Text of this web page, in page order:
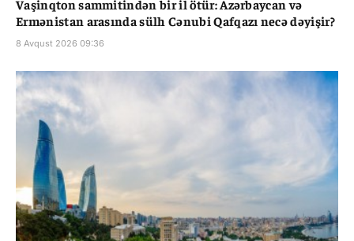
Vaşinqton sammitindən bir il ötür: Azərbaycan və
Ermənistan arasında sülh Cənubi Qafqazı necə dəyişir?
8 Avqust 2026 09:36